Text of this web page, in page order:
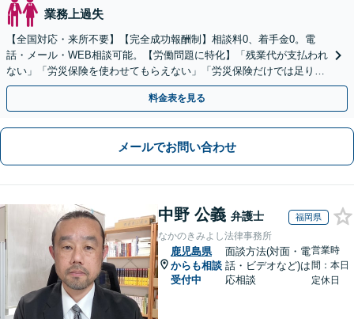
業務上過失
【全国対応・来所不要】【完全成功報酬制】相談料0、着手金0。電
話・メール・WEB相談可能。【労働問題に特化】「残業代が支払われ
ない」「労災保険を使わせてもらえない」「労災保険だけでは足りな
い。損害賠償請求したい」など労働問題はお任せを。
料金表を見る
メールでお問い合わせ
中野 公義 弁護士 福岡県
なかのきみよし法律事務所
鹿児島県
からも相談
受付中
面談方法(対面・電
話・ビデオなど)は
応相談
営業時
間：本日
定休日